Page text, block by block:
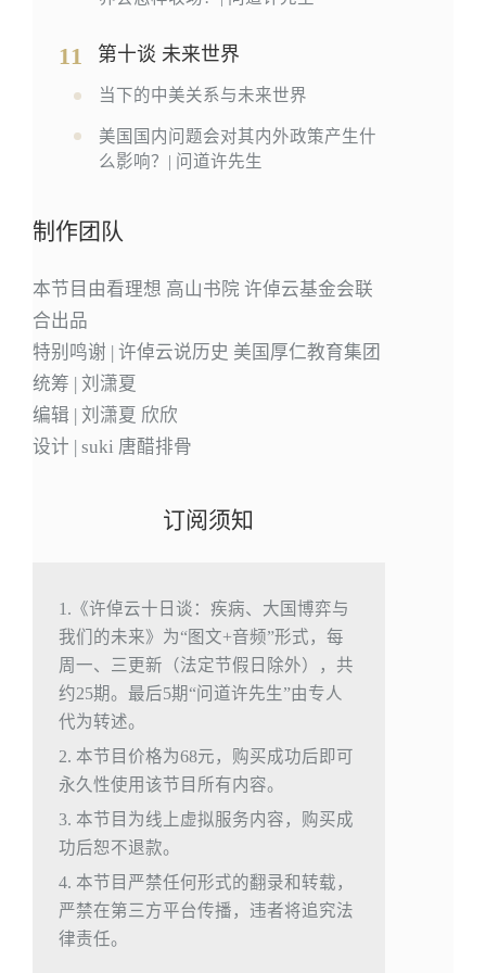
11 第十谈 未来世界
当下的中美关系与未来世界
美国国内问题会对其内外政策产生什
么影响？| 问道许先生
制作团队
本节目由看理想 高山书院 许倬云基金会联
合出品
特别鸣谢 | 许倬云说历史 美国厚仁教育集团
统筹 | 刘潇夏
编辑 | 刘潇夏 欣欣
设计 | suki 唐醋排骨
订阅须知
1.《许倬云十日谈：疾病、大国博弈与
我们的未来》为“图文+音频”形式，每
周一、三更新（法定节假日除外），共
约25期。最后5期“问道许先生”由专人
代为转述。
2. 本节目价格为68元，购买成功后即可
永久性使用该节目所有内容。
3. 本节目为线上虚拟服务内容，购买成
功后恕不退款。
4. 本节目严禁任何形式的翻录和转载，
严禁在第三方平台传播，违者将追究法
律责任。